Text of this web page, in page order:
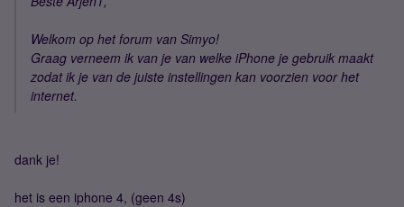
Welkom op het forum van Simyo!
Graag verneem ik van je van welke iPhone je gebruik maakt
zodat ik je van de juiste instellingen kan voorzien voor het
internet.
dank je!
het is een iphone 4, (geen 4s)